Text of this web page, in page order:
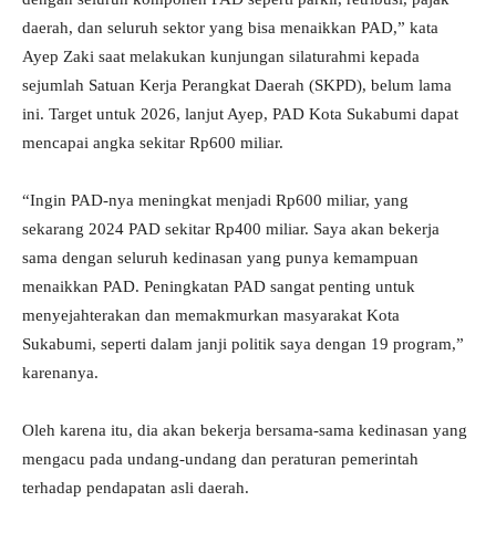
daerah, dan seluruh sektor yang bisa menaikkan PAD,” kata
Ayep Zaki saat melakukan kunjungan silaturahmi kepada
sejumlah Satuan Kerja Perangkat Daerah (SKPD), belum lama
ini. Target untuk 2026, lanjut Ayep, PAD Kota Sukabumi dapat
mencapai angka sekitar Rp600 miliar.
“Ingin PAD-nya meningkat menjadi Rp600 miliar, yang
sekarang 2024 PAD sekitar Rp400 miliar. Saya akan bekerja
sama dengan seluruh kedinasan yang punya kemampuan
menaikkan PAD. Peningkatan PAD sangat penting untuk
menyejahterakan dan memakmurkan masyarakat Kota
Sukabumi, seperti dalam janji politik saya dengan 19 program,”
karenanya.
Oleh karena itu, dia akan bekerja bersama-sama kedinasan yang
mengacu pada undang-undang dan peraturan pemerintah
terhadap pendapatan asli daerah.